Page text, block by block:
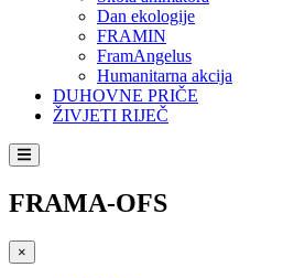
Dan ekologije
FRAMIN
FramAngelus
Humanitarna akcija
DUHOVNE PRIČE
ŽIVJETI RIJEČ
FRAMA-OFS
×